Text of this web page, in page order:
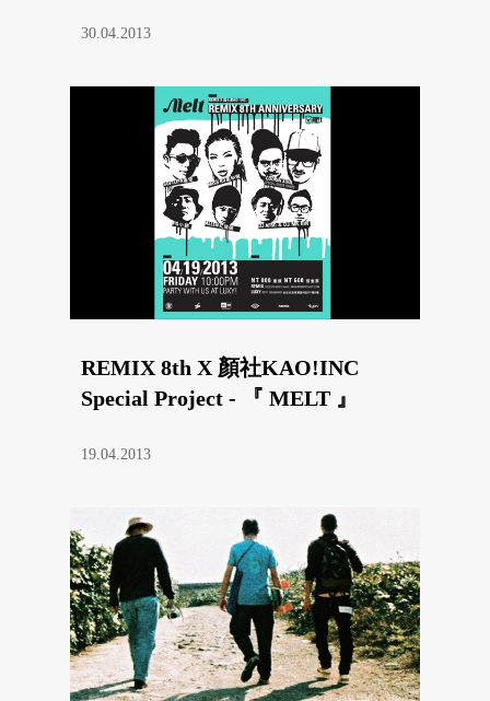
30.04.2013
REMIX 8th X 顏社KAO!INC
Special Project - 『 MELT 』
19.04.2013